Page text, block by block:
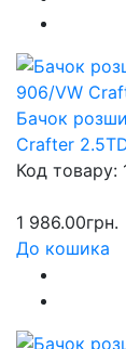
Бачок
Crafter
Код товару:
1 986.00грн.
До кошика